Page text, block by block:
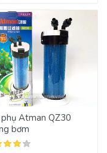
Atman QZ30
bơm